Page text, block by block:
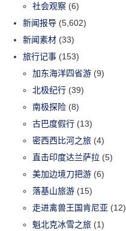
社会观察 (6)
新闻报导 (5,602)
新闻素材 (33)
旅行记事 (153)
加东海洋四省游 (9)
北极纪行 (39)
南极探险 (8)
古巴度假行 (13)
密西西比河之旅 (4)
直击印度达兰萨拉 (5)
美加边境刀把游 (6)
落基山旅游 (15)
走进禽兽王国肯尼亚 (12)
魁北克冰雪之旅 (1)